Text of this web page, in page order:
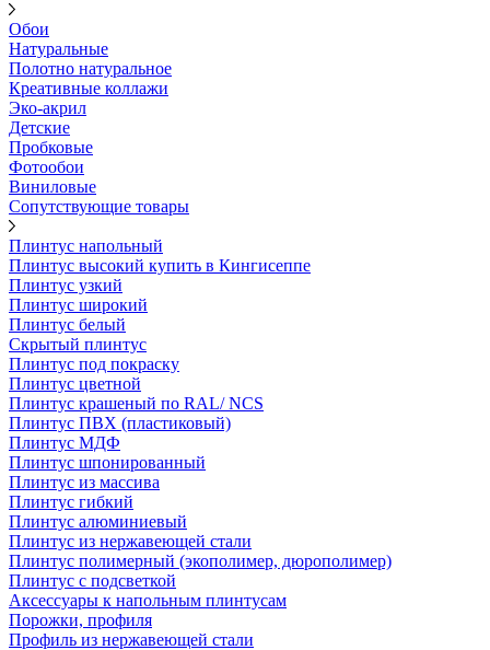
Обои
Натуральные
Полотно натуральное
Креативные коллажи
Эко-акрил
Детские
Пробковые
Фотообои
Виниловые
Сопутствующие товары
Плинтус напольный
Плинтус высокий купить в Кингисеппе
Плинтус узкий
Плинтус широкий
Плинтус белый
Скрытый плинтус
Плинтус под покраску
Плинтус цветной
Плинтус крашеный по RAL/ NCS
Плинтус ПВХ (пластиковый)
Плинтус МДФ
Плинтус шпонированный
Плинтус из массива
Плинтус гибкий
Плинтус алюминиевый
Плинтус из нержавеющей стали
Плинтус полимерный (экополимер, дюрополимер)
Плинтус с подсветкой
Аксессуары к напольным плинтусам
Порожки, профиля
Профиль из нержавеющей стали